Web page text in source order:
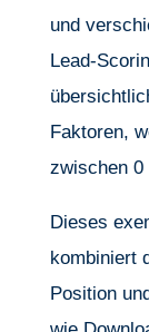
und
Lead-
Faktoren,
zwischen 0
Dieses
kombiniert
Position